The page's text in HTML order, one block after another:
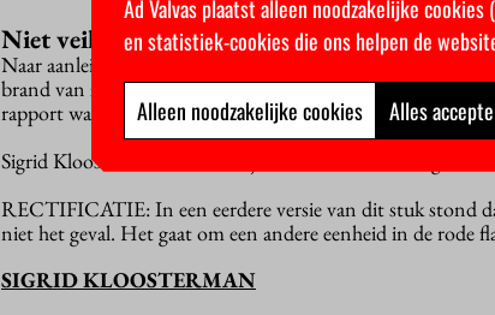
Niet veilig
Naar aanleiding van
voert Duwo
brand van zaterdagavond 6 februari, waar vijf mensen
rapport waaruit bleek dat Uilenstede niet aan de wettelijke
Sigrid Kloosterman is student journalistiek en
RECTIFICATIE: In een eerdere versie van dit stuk stond
niet het geval. Het gaat om een andere eenheid in de rode
SIGRID KLOOSTERMAN
Ad Valvas plaatst alleen noodzakelijke
en statistiek-cookies die ons helpen de
Alleen noodzakelijke cookies Alles